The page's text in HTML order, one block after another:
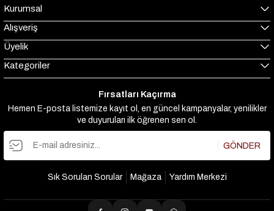
Kurumsal
Alışveriş
Üyelik
Kategoriler
Fırsatları Kaçırma
Hemen E-posta listemize kayıt ol, en güncel kampanyalar, yenilikler
ve duyuruları ilk öğrenen sen ol.
GÖNDER
Sık Sorulan Sorular Mağaza Yardım Merkezi